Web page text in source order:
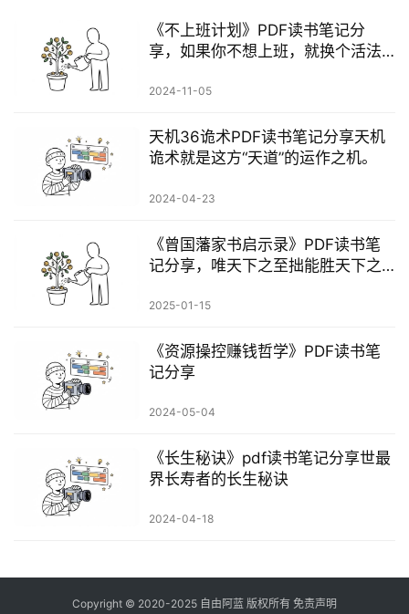
《不上班计划》PDF读书笔记分
享，如果你不想上班，就换个活法
2024-11-05
天机36诡术PDF读书笔记分享天机
诡术就是这方“天道”的运作之机。
2024-04-23
《曾国藩家书启示录》PDF读书笔
记分享，唯天下之至拙能胜天下之
2025-01-15
《资源操控赚钱哲学》PDF读书笔
记分享
2024-05-04
《长生‮诀秘‬‎》pdf读书笔记分享世‮最
界‬‎长寿者的长生秘诀
2024-04-18
Copyright © 2020-2025 自由阿蓝 版权所有 免责声明